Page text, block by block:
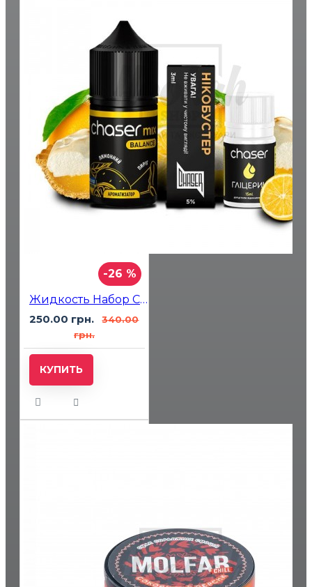
-26 %
Жидкость Набор Chaser Лимонный Пирог 30мл 5%
250.00 грн.
340.00
грн.
КУПИТЬ